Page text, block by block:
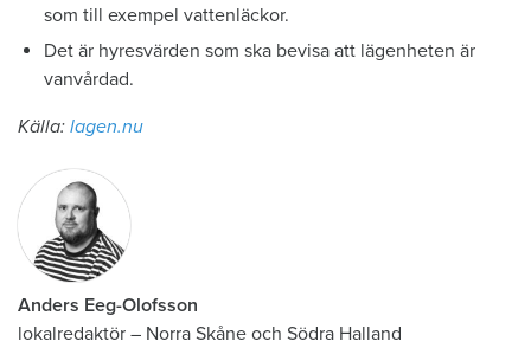
som till exempel vattenläckor.
Det är hyresvärden som ska bevisa att lägenheten är
vanvårdad.
Källa: lagen.nu
Anders Eeg-Olofsson
lokalredaktör – Norra Skåne och Södra Halland